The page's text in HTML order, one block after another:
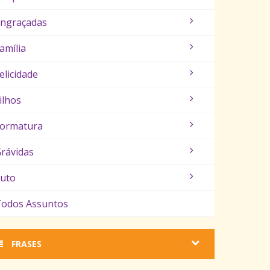
Assuntos
FRASES